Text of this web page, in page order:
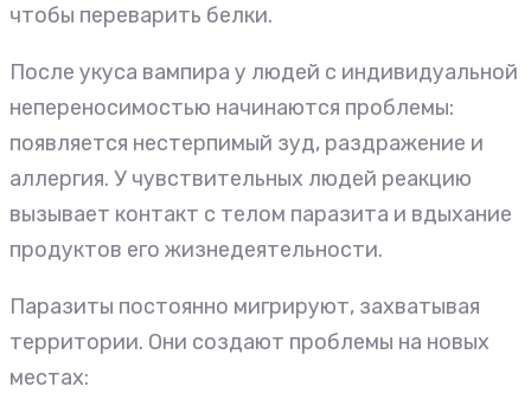
чтобы переварить белки.
После укуса вампира у людей с индивидуальной
непереносимостью начинаются проблемы:
появляется нестерпимый зуд, раздражение и
аллергия. У чувствительных людей реакцию
вызывает контакт с телом паразита и вдыхание
продуктов его жизнедеятельности.
Паразиты постоянно мигрируют, захватывая
территории. Они создают проблемы на новых
местах: